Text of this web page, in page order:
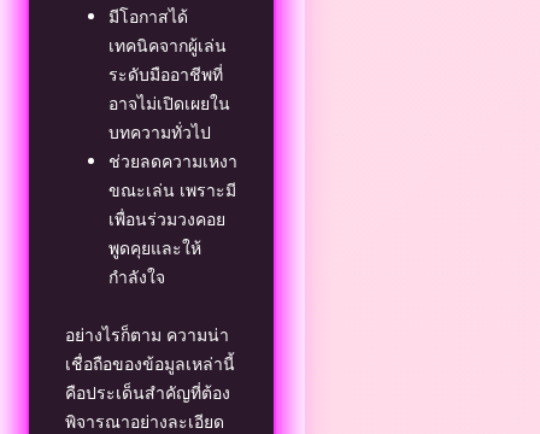
มีโอกาสได้
เทคนิคจากผู้เล่น
ระดับมืออาชีพที่
อาจไม่เปิดเผยใน
บทความทั่วไป
ช่วยลดความเหงา
ขณะเล่น เพราะมี
เพื่อนร่วมวงคอย
พูดคุยและให้
กำลังใจ
อย่างไรก็ตาม ความน่า
เชื่อถือของข้อมูลเหล่านี้
คือประเด็นสำคัญที่ต้อง
พิจารณาอย่างละเอียด